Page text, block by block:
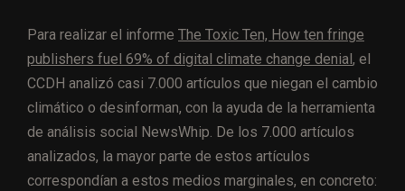
Para realizar el informe The Toxic Ten, How ten fringe
publishers fuel 69% of digital climate change denial , el
CCDH analizó casi 7.000 artículos que niegan el cambio
climático o desinforman, con la ayuda de la herramienta
de análisis social NewsWhip. De los 7.000 artículos
analizados, la mayor parte de estos artículos
correspondían a estos medios marginales, en concreto: